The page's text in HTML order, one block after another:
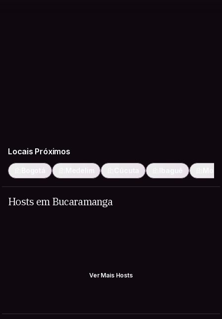
Locais Próximos
Bogotá Medelim Cúcuta Ibaguê
Hosts em Bucaramanga
Ver Mais Hosts